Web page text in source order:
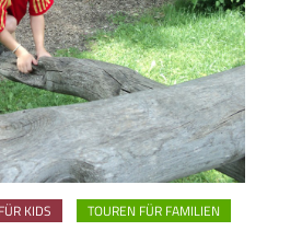
KIDS TOUREN FÜR FAMILIEN